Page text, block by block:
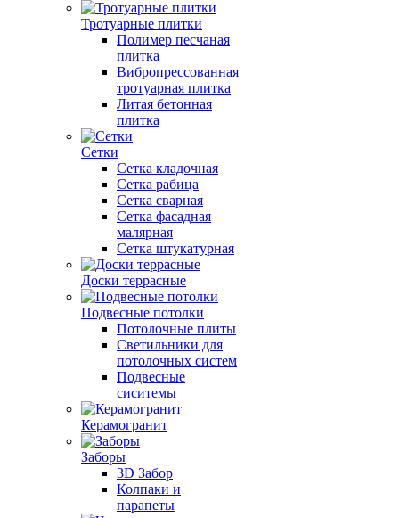
Тротуарные плитки
Полимер песчаная
плитка
Вибропрессованная
тротуарная плитка
Литая бетонная
плитка
Сетки
Сетка кладочная
Сетка рабица
Сетка сварная
Сетка фасадная
малярная
Сетка штукатурная
Доски террасные
Подвесные потолки
Потолочные плиты
Светильники для
потолочных систем
Подвесные
сиситемы
Керамогранит
Заборы
3D Забор
Колпаки и
парапеты